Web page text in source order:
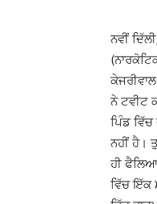
ਨਵੀਂ
ਨੇ ਟਵੀਟ
ਪਿੰਡ
ਨਹੀਂ ਹੈ।
ਹੀ
ਵਿੱਚ ਇੱਕ